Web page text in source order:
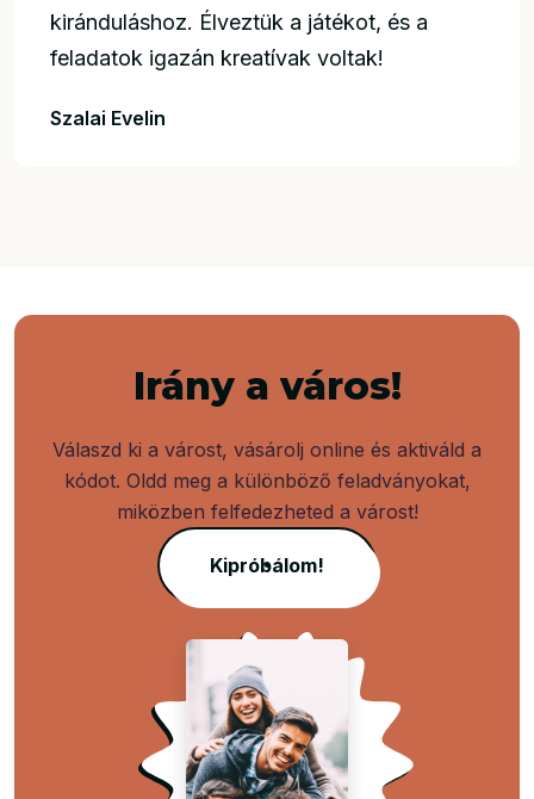
kiránduláshoz. Élveztük a játékot, és a
feladatok igazán kreatívak voltak!
Szalai Evelin
Irány a város!
Válaszd ki a várost, vásárolj online és aktiváld a
kódot. Oldd meg a különböző feladványokat,
miközben felfedezheted a várost!
Kipróbálom!